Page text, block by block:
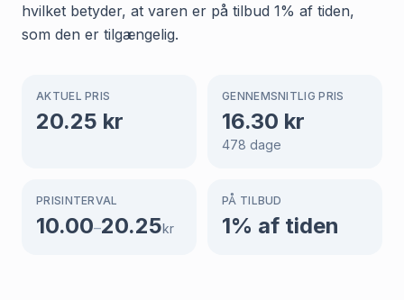
hvilket betyder, at varen er på tilbud 1% af tiden,
som den er tilgængelig.
AKTUEL PRIS
20.25 kr
GENNEMSNITLIG PRIS
16.30 kr
478 dage
PRISINTERVAL
10.00–20.25kr
PÅ TILBUD
1% af tiden